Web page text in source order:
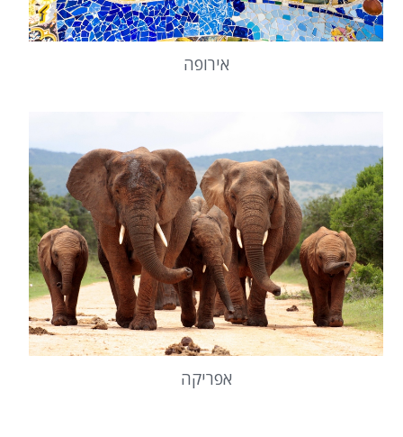
אירופה
אפריקה